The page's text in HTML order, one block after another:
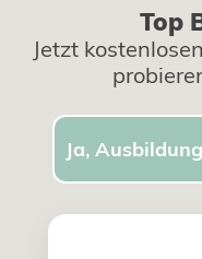
Top
Jetzt
Ja,